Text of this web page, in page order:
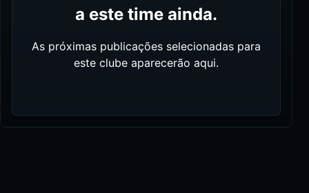
a este time ainda.
As próximas publicações selecionadas para
este clube aparecerão aqui.